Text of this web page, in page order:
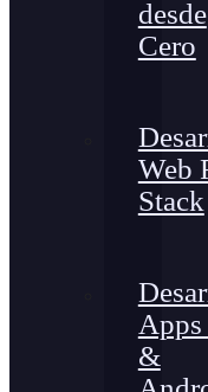
desde
Cero
Web
Stack
&